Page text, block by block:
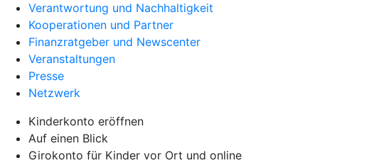
Verantwortung und Nachhaltigkeit
Kooperationen und Partner
Finanzratgeber und Newscenter
Veranstaltungen
Presse
Netzwerk
Kinderkonto eröffnen
Auf einen Blick
Girokonto für Kinder vor Ort und online